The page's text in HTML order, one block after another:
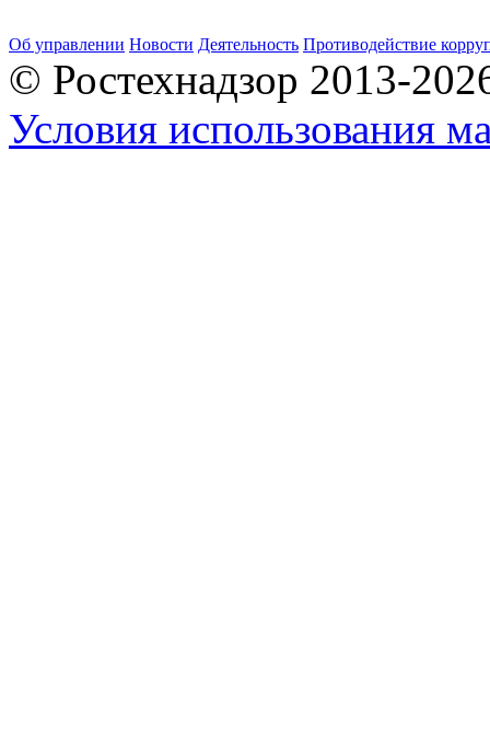
Об управлении Новости Деятельность Противодействие
© Ростехнадзор 2013-
Условия использования